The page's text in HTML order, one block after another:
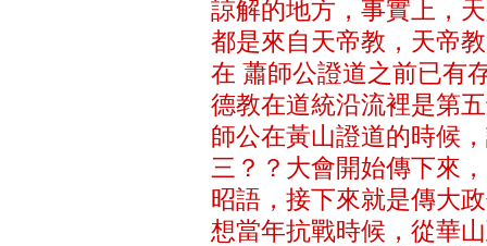
諒解的地方，事實上，
都是來自天帝教，天帝
在 蕭師公證道之前已有
德教在道統沿流裡是第
師公在黃山證道的時候
三？？大會開始傳下來
昭語，接下來就是傳大
想當年抗戰時候，從華